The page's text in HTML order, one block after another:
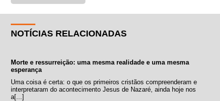
NOTÍCIAS RELACIONADAS
Morte e ressurreição: uma mesma realidade e uma mesma
esperança
Uma coisa é certa: o que os primeiros cristãos compreenderam e
interpretaram do acontecimento Jesus de Nazaré, ainda hoje nos
a[...]